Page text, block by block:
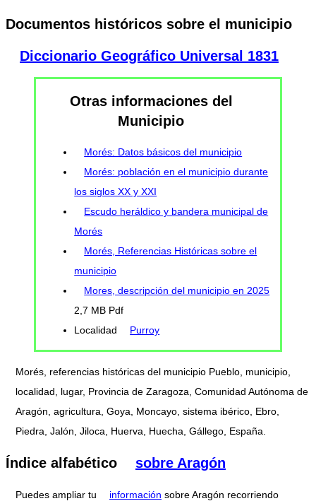
Documentos históricos sobre el municipio
Diccionario Geográfico Universal 1831
Otras informaciones del
Municipio
Morés: Datos básicos del municipio
Morés: población en el municipio durante
los siglos XX y XXI
Escudo heráldico y bandera municipal de
Morés
Morés, Referencias Históricas sobre el
municipio
Mores, descripción del municipio en 2025
2,7 MB Pdf
Localidad
Purroy
Morés, referencias históricas del municipio Pueblo, municipio,
localidad, lugar, Provincia de Zaragoza, Comunidad Autónoma de
Aragón, agricultura, Goya, Moncayo, sistema ibérico, Ebro,
Piedra, Jalón, Jiloca, Huerva, Huecha, Gállego, España.
Índice alfabético sobre Aragón
Puedes ampliar tu información sobre Aragón recorriendo